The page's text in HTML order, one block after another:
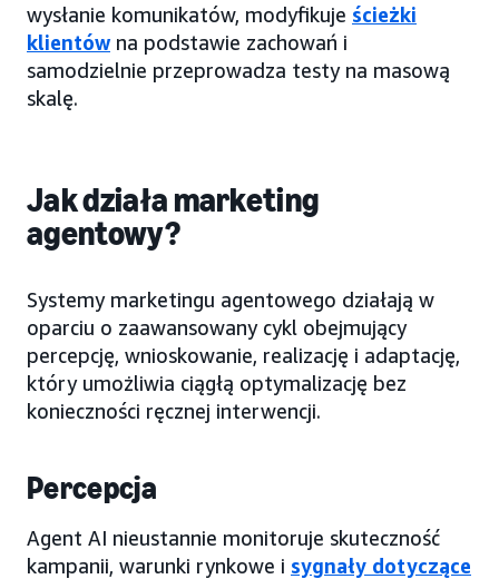
wysłanie komunikatów, modyfikuje ścieżki
klientówna podstawie zachowań i
samodzielnie przeprowadza testy na masową
skalę.
Jak działa marketing
agentowy?
Systemy marketingu agentowego działają w
oparciu o zaawansowany cykl obejmujący
percepcję, wnioskowanie, realizację i adaptację,
który umożliwia ciągłą optymalizację bez
konieczności ręcznej interwencji.
Percepcja
Agent AI nieustannie monitoruje skuteczność
kampanii, warunki rynkowe i sygnały dotyczące